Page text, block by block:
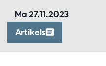
Artikels
Ma 27.11.2023